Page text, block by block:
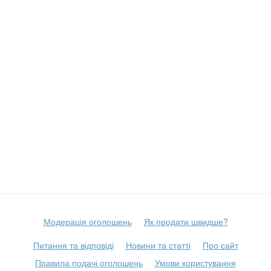
Модерація оголошень
Як продати швидше?
Питання та відповіді
Новини та статті
Про сайт
Правила подачі оголошень
Умови користування